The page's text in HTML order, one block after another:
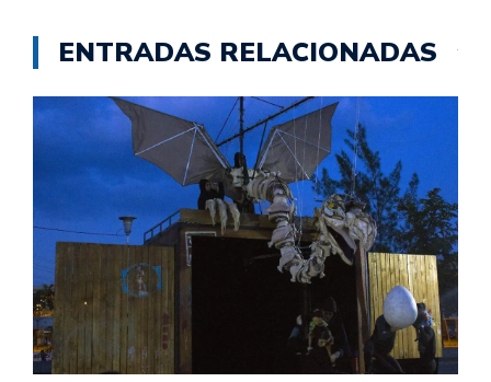
ENTRADAS RELACIONADAS